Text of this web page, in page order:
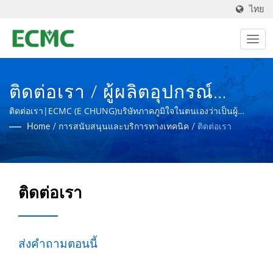
ไทย
ติดต่อเรา / ผู้ผลิตอุปกรณ์
เทคโนโลยีชีวภาพและ
เภสัชกรรม PIC/S ที่ได้
มาตรฐาน GMP | บริษัท อี ชุง
แมชชีนเนอรี่ จำกัด
ติดต่อเรา|ECMC (E CHUNG)บริษัทภาคภูมิใจในตนเองว่าเป็นผู้
เชี่ยวชาญระดับโลกด้านโรงงานผลิตอุปกรณ์เภสัชกรรม โดยมีเป้า
Home / การสนับสนุนและบริการทางเทคนิค / ติดต่อเรา
ติดต่อเรา
ส่งคำถามตอนนี้